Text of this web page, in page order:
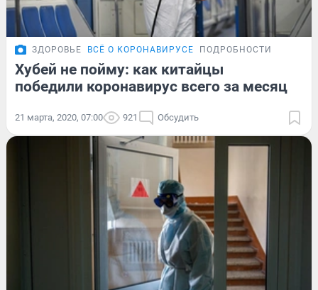
ЗДОРОВЬЕ ВСЁ О КОРОНАВИРУСЕ ПОДРОБНОСТИ
Хубей не пойму: как китайцы
победили коронавирус всего за месяц
21 марта, 2020, 07:00 921 Обсудить